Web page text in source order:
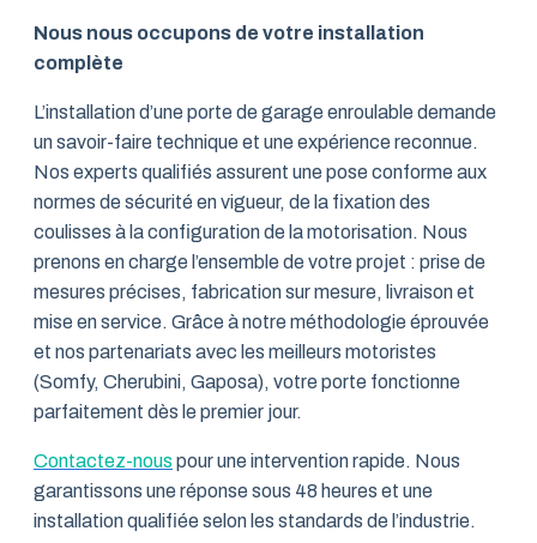
Nous nous occupons de votre installation
complète
L’installation d’une porte de garage enroulable demande
un savoir-faire technique et une expérience reconnue.
Nos experts qualifiés assurent une pose conforme aux
normes de sécurité en vigueur, de la fixation des
coulisses à la configuration de la motorisation. Nous
prenons en charge l’ensemble de votre projet : prise de
mesures précises, fabrication sur mesure, livraison et
mise en service. Grâce à notre méthodologie éprouvée
et nos partenariats avec les meilleurs motoristes
(Somfy, Cherubini, Gaposa), votre porte fonctionne
parfaitement dès le premier jour.
Contactez-nous pour une intervention rapide. Nous
garantissons une réponse sous 48 heures et une
installation qualifiée selon les standards de l’industrie.